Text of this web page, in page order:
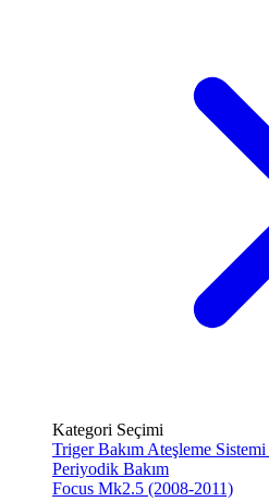
Kategori Seçimi
Triger Bakım Ateşleme Sistemi
Periyodik Bakım
Focus Mk2.5 (2008-2011)